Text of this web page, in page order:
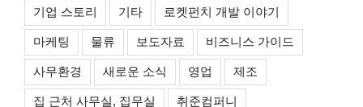
기업 스토리 기타 로켓펀치 개발 이야기
마케팅 물류 보도자료 비즈니스 가이드
사무환경 새로운 소식 영업 제조
집 근처 사무실, 집무실 취준컴퍼니